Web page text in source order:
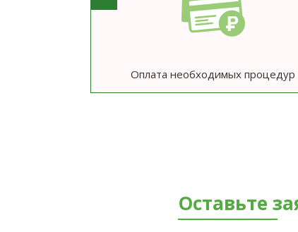
Оплата необходимых процедур
Оставьте